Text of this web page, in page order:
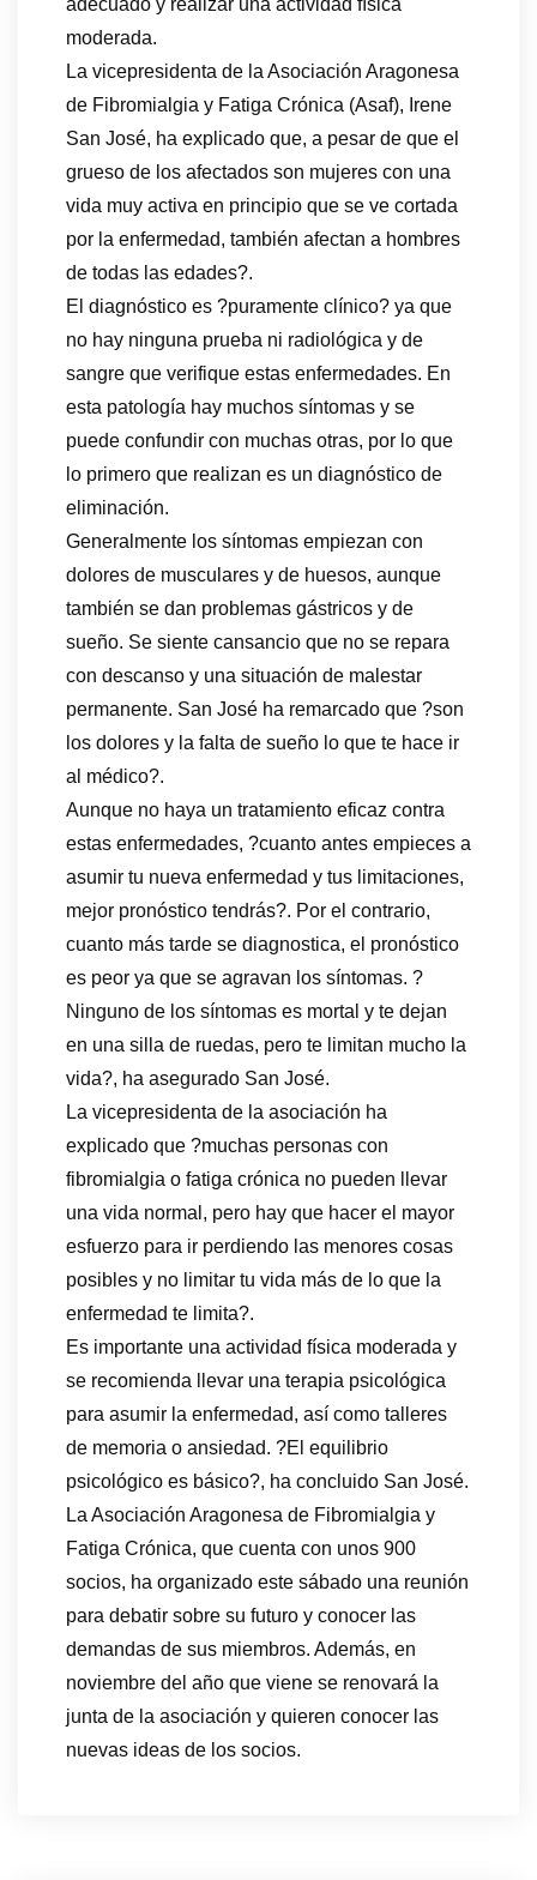
adecuado y realizar una actividad física
moderada.
La vicepresidenta de la Asociación Aragonesa
de Fibromialgia y Fatiga Crónica (Asaf), Irene
San José, ha explicado que, a pesar de que el
grueso de los afectados son mujeres con una
vida muy activa en principio que se ve cortada
por la enfermedad, también afectan a hombres
de todas las edades?.
El diagnóstico es ?puramente clínico? ya que
no hay ninguna prueba ni radiológica y de
sangre que verifique estas enfermedades. En
esta patología hay muchos síntomas y se
puede confundir con muchas otras, por lo que
lo primero que realizan es un diagnóstico de
eliminación.
Generalmente los síntomas empiezan con
dolores de musculares y de huesos, aunque
también se dan problemas gástricos y de
sueño. Se siente cansancio que no se repara
con descanso y una situación de malestar
permanente. San José ha remarcado que ?son
los dolores y la falta de sueño lo que te hace ir
al médico?.
Aunque no haya un tratamiento eficaz contra
estas enfermedades, ?cuanto antes empieces a
asumir tu nueva enfermedad y tus limitaciones,
mejor pronóstico tendrás?. Por el contrario,
cuanto más tarde se diagnostica, el pronóstico
es peor ya que se agravan los síntomas. ?
Ninguno de los síntomas es mortal y te dejan
en una silla de ruedas, pero te limitan mucho la
vida?, ha asegurado San José.
La vicepresidenta de la asociación ha
explicado que ?muchas personas con
fibromialgia o fatiga crónica no pueden llevar
una vida normal, pero hay que hacer el mayor
esfuerzo para ir perdiendo las menores cosas
posibles y no limitar tu vida más de lo que la
enfermedad te limita?.
Es importante una actividad física moderada y
se recomienda llevar una terapia psicológica
para asumir la enfermedad, así como talleres
de memoria o ansiedad. ?El equilibrio
psicológico es básico?, ha concluido San José.
La Asociación Aragonesa de Fibromialgia y
Fatiga Crónica, que cuenta con unos 900
socios, ha organizado este sábado una reunión
para debatir sobre su futuro y conocer las
demandas de sus miembros. Además, en
noviembre del año que viene se renovará la
junta de la asociación y quieren conocer las
nuevas ideas de los socios.